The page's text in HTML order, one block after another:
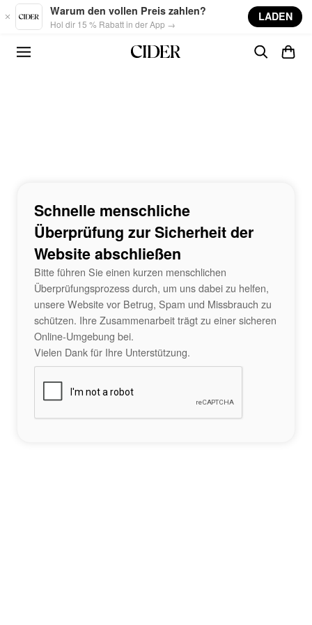
Skip to main content
Warum den vollen Preis zahlen?
Hol dir 15 % Rabatt in der App →
LADEN
Schnelle menschliche
Überprüfung zur Sicherheit der
Website abschließen
Bitte führen Sie einen kurzen menschlichen
Überprüfungsprozess durch, um uns dabei zu helfen,
unsere Website vor Betrug, Spam und Missbrauch zu
schützen. Ihre Zusammenarbeit trägt zu einer sicheren
Online-Umgebung bei.
Vielen Dank für Ihre Unterstützung.